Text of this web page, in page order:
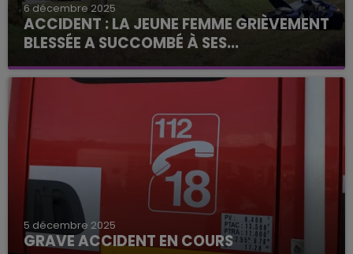
6 décembre 2025
ACCIDENT : LA JEUNE FEMME GRIÈVEMENT
BLESSÉE A SUCCOMBÉ À SES...
5 décembre 2025
GRAVE ACCIDENT EN COURS